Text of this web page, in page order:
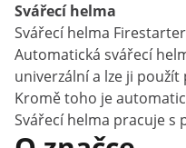
Svářecí helma
Svářecí helma
Automatická svářecí
univerzální a lze ji
Kromě toho je
Svářecí helma pracuje s